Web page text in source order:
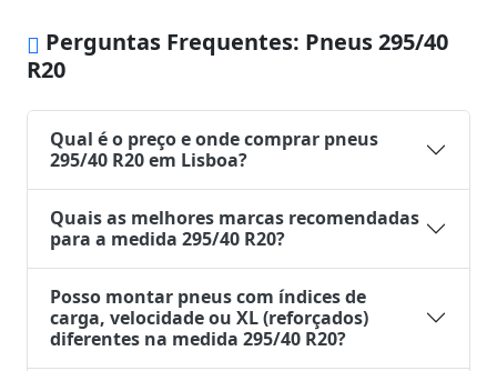
Perguntas Frequentes: Pneus 295/40
R20
Qual é o preço e onde comprar pneus
295/40 R20 em Lisboa?
Quais as melhores marcas recomendadas
para a medida 295/40 R20?
Posso montar pneus com índices de
carga, velocidade ou XL (reforçados)
diferentes na medida 295/40 R20?